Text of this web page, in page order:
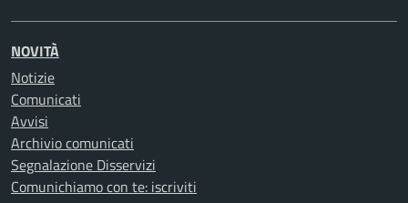
NOVITÀ
Notizie
Comunicati
Avvisi
Archivio comunicati
Segnalazione Disservizi
Comunichiamo con te: iscriviti